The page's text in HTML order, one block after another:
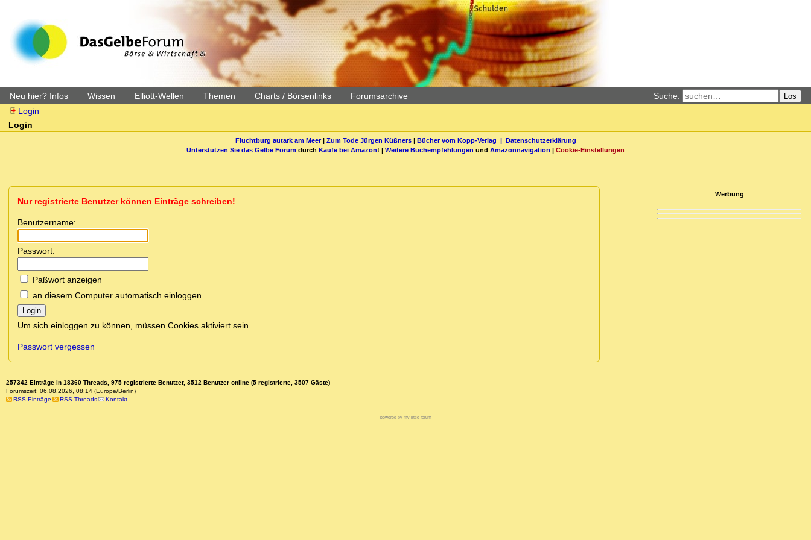
Neu hier? Infos Wissen Elliott-Wellen Themen Charts / Börsenlinks Forumsarchive Suche: Los
Login
Login
Fluchtburg autark am Meer| Zum Tode Jürgen Küßners| Bücher vom Kopp-Verlag | Datenschutzerklärung
Unterstützen Sie das Gelbe Forum durch Käufe bei Amazon! | Weitere Buchempfehlungen und Amazonnavigation | Cookie-Einstellungen
Nur registrierte Benutzer können Einträge schreiben!
Benutzername:
Passwort:
Paßwort anzeigen
an diesem Computer automatisch einloggen
Login
Um sich einloggen zu können, müssen Cookies aktiviert sein.
Passwort vergessen
Werbung
257342 Einträge in 18360 Threads, 975 registrierte Benutzer, 3512 Benutzer online (5 registrierte, 3507 Gäste)
Forumszeit: 06.08.2026, 08:14 (Europe/Berlin)
RSS Einträge
RSS Threads Kontakt
powered by my little forum